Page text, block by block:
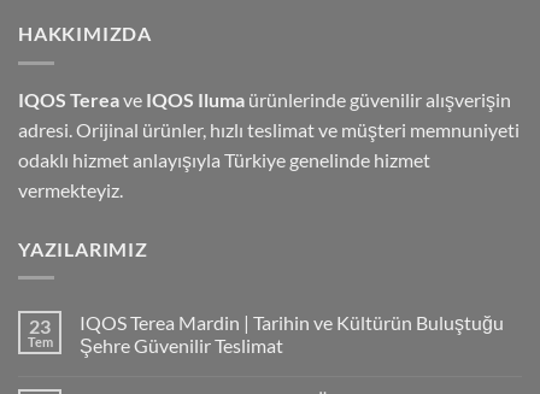
HAKKIMIZDA
IQOS Tereave IQOS Iluma ürünlerinde güvenilir alışverişin
adresi. Orijinal ürünler, hızlı teslimat ve müşteri memnuniyeti
odaklı hizmet anlayışıyla Türkiye genelinde hizmet
vermekteyiz.
YAZILARIMIZ
23
Tem
IQOS Terea Mardin | Tarihin ve Kültürün Buluştuğu
Şehre Güvenilir Teslimat